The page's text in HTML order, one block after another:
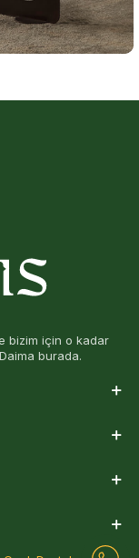
bizim için o kadar
burada.